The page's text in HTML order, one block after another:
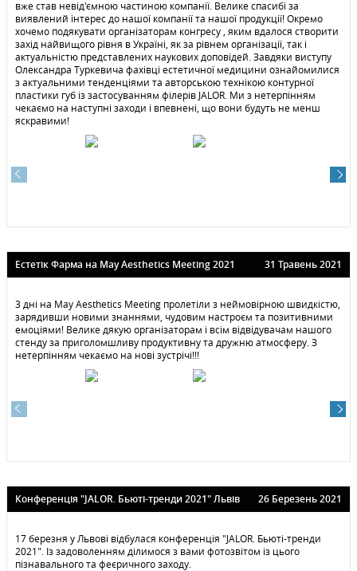
вже став невід'ємною частиною компанії. Велике спасибі за
виявлений інтерес до нашої компанії та нашої продукції! Окремо
хочемо подякувати організаторам конгресу , яким вдалося створити
захід найвищого рівня в Україні, як за рівнем організації, так і
актуальністю представлених наукових доповідей. Завдяки виступу
Олександра Туркевича фахівці естетичної медицини ознайомилися
з актуальними тенденціями та авторською технікою контурної
пластики губ із застосуванням філерів JALOR. Ми з нетерпінням
чекаємо на наступні заходи і впевнені, що вони будуть не менш
яскравими!
Естетiк Фарма на May Aesthetics Meeting 2021 31 Травень 2021
3 дні на May Aesthetics Meeting пролетіли з неймовірною швидкістю,
зарядивши новими знаннями, чудовим настроєм та позитивними
емоціями! Велике дякую організаторам і всім відвідувачам нашого
стенду за приголомшливу продуктивну та дружню атмосферу. З
нетерпінням чекаємо на нові зустрічі!!!
Конференція "JALOR. Бьюті-тренди 2021" Львів 26 Березень 2021
17 березня у Львові відбулася конференція "JALOR. Бьюті-тренди
2021". Із задоволенням ділимося з вами фотозвітом із цього
пізнавального та феєричного заходу.